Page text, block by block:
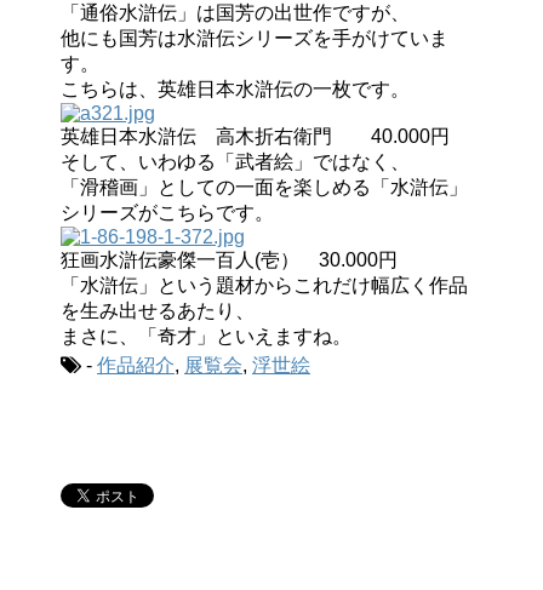
「通俗水滸伝」は国芳の出世作ですが、
他にも国芳は水滸伝シリーズを手がけていま
す。
こちらは、英雄日本水滸伝の一枚です。
英雄日本水滸伝 高木折右衛門 40.000円
そして、いわゆる「武者絵」ではなく、
「滑稽画」としての一面を楽しめる「水滸伝」
シリーズがこちらです。
狂画水滸伝豪傑一百人(壱） 30.000円
「水滸伝」という題材からこれだけ幅広く作品
を生み出せるあたり、
まさに、「奇才」といえますね。
- 作品紹介, 展覧会, 浮世絵